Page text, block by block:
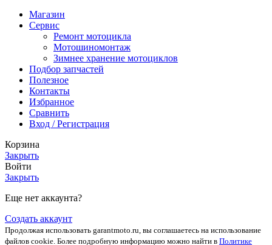
Магазин
Сервис
Ремонт мотоцикла
Мотошиномонтаж
Зимнее хранение мотоциклов
Подбор запчастей
Полезное
Контакты
Избранное
Сравнить
Вход / Регистрация
Корзина
Закрыть
Войти
Закрыть
Еще нет аккаунта?
Создать аккаунт
Продолжая использовать garantmoto.ru, вы соглашаетесь на использование
файлов cookie. Более подробную информацию можно найти в Политике